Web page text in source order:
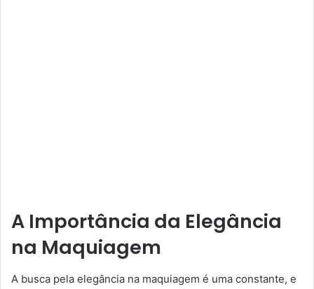
A Importância da Elegância
na Maquiagem
A busca pela elegância na maquiagem é uma constante, e